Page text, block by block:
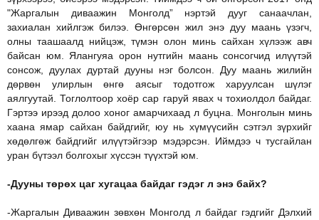
"Жаргалын диваажин Монголд” нэртэй дууг санаачлан,
захиалан хийлгэж билээ. Өнгөрсөн жил энэ дуу маань үзэгч,
олны таашаалд нийцэж, түмэн олон минь сайхан хүлээж авч
байсан юм. Ялангуяа орон нутгийн маань сонсогчид илүүтэй
сонсож, дуулах дуртай дууны нэг болсон. Дуу маань жилийн
дөрвөн улирлын өнгө аясыг тодотгож харуулсан шүлэг
аялгуутай. Тоглолтоор хоёр сар гаруй явах ч тохиолдол байдаг.
Гэртээ ирээд долоо хоног амарчихаад л буцна. Монголын минь
хаана ямар сайхан байдгийг, юу нь хүмүүсийн сэтгэл зүрхийг
хөдөлгөж байдгийг илүүтэйгээр мэдэрсэн. Иймдээ ч тусгайлан
уран бүтээл болгохыг хүссэн түүхтэй юм.
-Дууны төрөх цаг хугацаа байдаг гэдэг л энэ байх?
-Жаргалын Диваажин зөвхөн Монголд л байдаг гэдгийг Дэлхий